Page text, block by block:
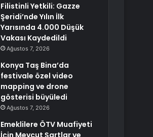
Filistinli Yetkili: Gazze
Şeridi’nde Yılın İlk
Yarısında 4.000 Düşük
Vakası Kaydedildi
Ağustos 7, 2026
Konya Taş Bina’da
festivale özel video
mapping ve drone
gösterisi büyüledi
Ağustos 7, 2026
Emeklilere ÖTV Muafiyeti
İçin Mevcut Şartlar ve